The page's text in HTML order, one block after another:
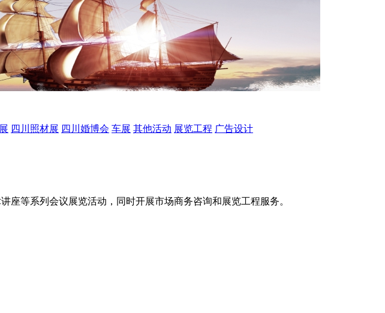
四川照材展 四川婚博会 车展 其他活动 展览工程 广告设计
等系列会议展览活动，同时开展市场商务咨询和展览工程服务。